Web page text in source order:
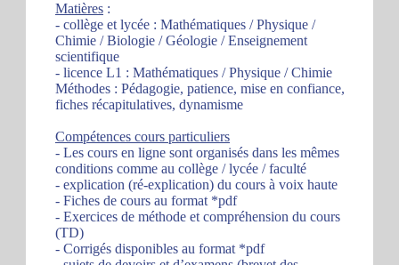
Matières :
- collège et lycée : Mathématiques / Physique /
Chimie / Biologie / Géologie / Enseignement
scientifique
- licence L1 : Mathématiques / Physique / Chimie
Méthodes : Pédagogie, patience, mise en confiance,
fiches récapitulatives, dynamisme
Compétences cours particuliers
- Les cours en ligne sont organisés dans les mêmes
conditions comme au collège / lycée / faculté
- explication (ré-explication) du cours à voix haute
- Fiches de cours au format *pdf
- Exercices de méthode et compréhension du cours
(TD)
- Corrigés disponibles au format *pdf